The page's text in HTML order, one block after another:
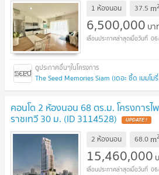
1 ห้องนอน 37.5 m2
6,500,000 บา
The Seed Memories Siam (เดอะ ซี้ด เมมโม
คอนโด 2 ห้องนอน 68 ตร.ม. โครงการไ
ราชเทวี 30 ม. (ID 3114528) UPDATE !
2 ห้องนอน 68.0 m2
15,460,000